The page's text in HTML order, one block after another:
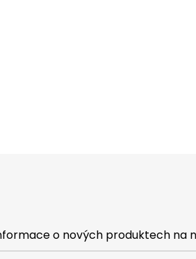
o nových produktech na